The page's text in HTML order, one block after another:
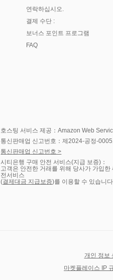
연락하십시오.
결제 수단 :
보너스 포인트 프로그램
FAQ
호스팅 서비스 제공：Amazon Web
통신판매업 신고번호：제2024-공정-
통신판매업 신고번호 >
시티은행 구매 안전 서비스(지급 보증)：
고객은 안전한 거래를 위해 당사가 가입한
전서비스
(결제대금 지급보증)를 이용할 수 있습니
개인 정보
마켓플레이스 IP